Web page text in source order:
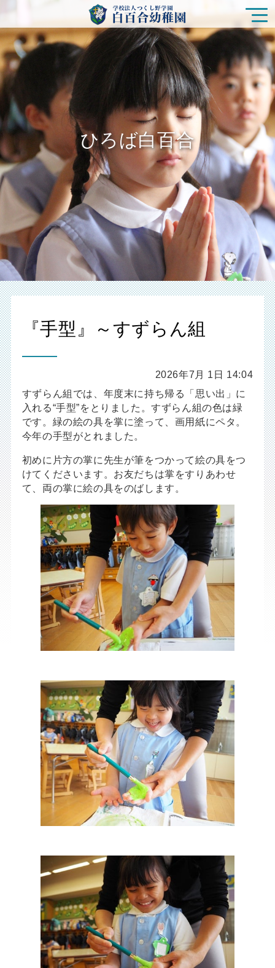
園の特色
白百合幼稚園の生活
ひろば白百合
入園をご検討の方
未就園児クラス
在園の皆様
新着情報
ひろば白百合
『手型』～すずらん組
2026年7月 1日 14:04
すずらん組では、年度末に持ち帰る「思い出」に
入れる“手型”をとりました。すずらん組の色は緑
です。緑の絵の具を掌に塗って、画用紙にペタ。
今年の手型がとれました。
初めに片方の掌に先生が筆をつかって絵の具をつ
けてくださいます。お友だちは掌をすりあわせ
て、両の掌に絵の具をのばします。